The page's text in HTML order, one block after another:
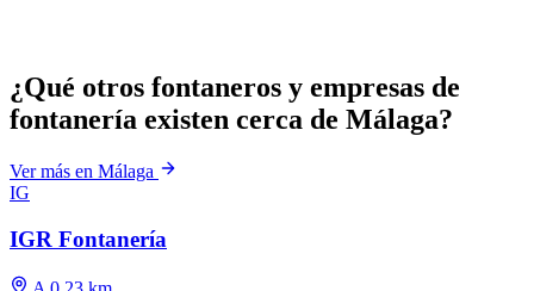
¿Qué otros fontaneros y empresas de
fontanería existen cerca de Málaga?
Ver más en Málaga
IG
IGR Fontanería